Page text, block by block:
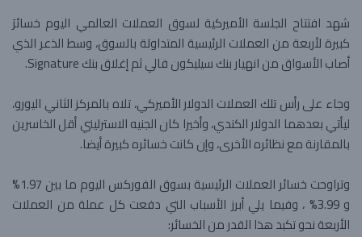
شهد افتتاح الجلسة الأميركية لسوق العملات العالمي اليوم خسائرَ
كبيرة لأربعة من العملات الرئيسية المتداولة بالسوق، وسط الذعر الذي
أصاب الأسواق من انهيار بنك سيليكون فالي ثم إغلاق بنك Signature.
وجاء على رأس تلك العملات الدولار الأميركي، تلاه بالمركز الثاني اليورو،
ليأتي بعدهما الدولار الكندي، وأخيرا كان الجنيه الاسترليني أقل الخاسرين
بالمقارنة مع نظائره الأخرى، وإن كانت خسائره كبيرة أيضا.
وتراوحت خسائر العملات الرئيسية بسوق الفوركس اليوم ما بين 1.97%
و 3.99% ، وفيما يلي أبرز الأسباب التي دفعت كل عملة من العملات
الأربعة نحو تكبد هذا القدر من الخسائر: